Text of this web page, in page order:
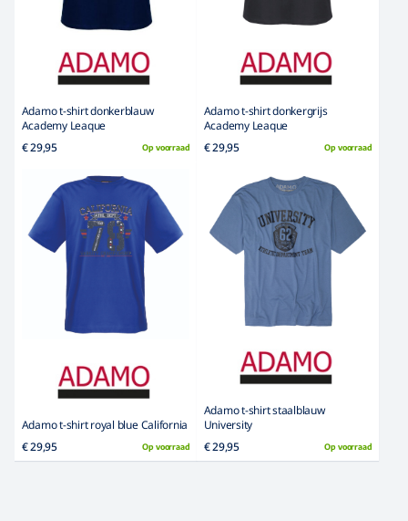
Adamo t-shirt donkerblauw
Academy Leaque
€ 29,95
Op voorraad
Adamo t-shirt donkergrijs
Academy Leaque
€ 29,95
Op voorraad
Adamo t-shirt royal blue California
€ 29,95
Op voorraad
Adamo t-shirt staalblauw
University
€ 29,95
Op voorraad